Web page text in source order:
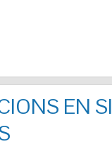
EN